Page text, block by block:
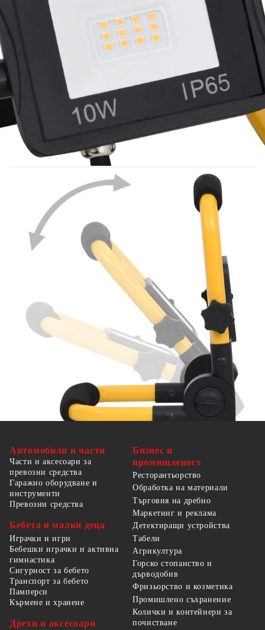
Материал: Алуминий, стъкло, стомана
Размери: 19 x 16 x 22,5 cм (Ш x Д x В)
Захранване: 220-240 V~, 50-60 Hz
Мощност: 10 W
Цвят на светлината: Студено бяла
Цветна температура: 6000 K
Светлинен поток: 700 лумена
Ъгъл на видимост: 120°
Кабел с дължина 1 м
С щепсел
Не е необходимо сглобяване
Този уред не е предназначен за използване от
лица (включително деца) с намалени физически,
сетивни или умствени способности или с
недостатъчен опит и познания, освен ако не са
получили надзор или инструкции за
използването на уреда от лице, отговорно за
тяхната безопасност. Този продукт не е играчка.
Не позволявайте на деца да си играят с уреда.
Автомобили и части
Части и аксесоари за
превозни средства
Гаражно оборудване и
инструменти
Превозни средства
Бебета и малки деца
Играчки и игри
Бебешки играчки и активна
гимнастика
Сигурност за бебето
Транспорт за бебето
Памперси
Кърмене и хранене
Дрехи и аксесоари
Бизнес и
промишленост
Ресторантьорство
Обработка на материали
Търговия на дребно
Маркетинг и реклама
Детектиращи устройства
Табели
Агрикултура
Горско стопанство и
дърводобив
Фризьорство и козметика
Промишлено съхранение
Колички и контейнери за
почистване